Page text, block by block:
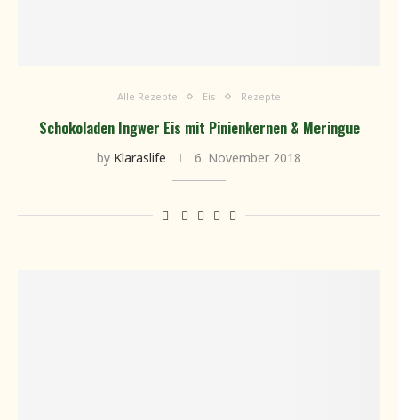
Alle Rezepte Eis Rezepte
Schokoladen Ingwer Eis mit Pinienkernen & Meringue
by Klaraslife 6. November 2018